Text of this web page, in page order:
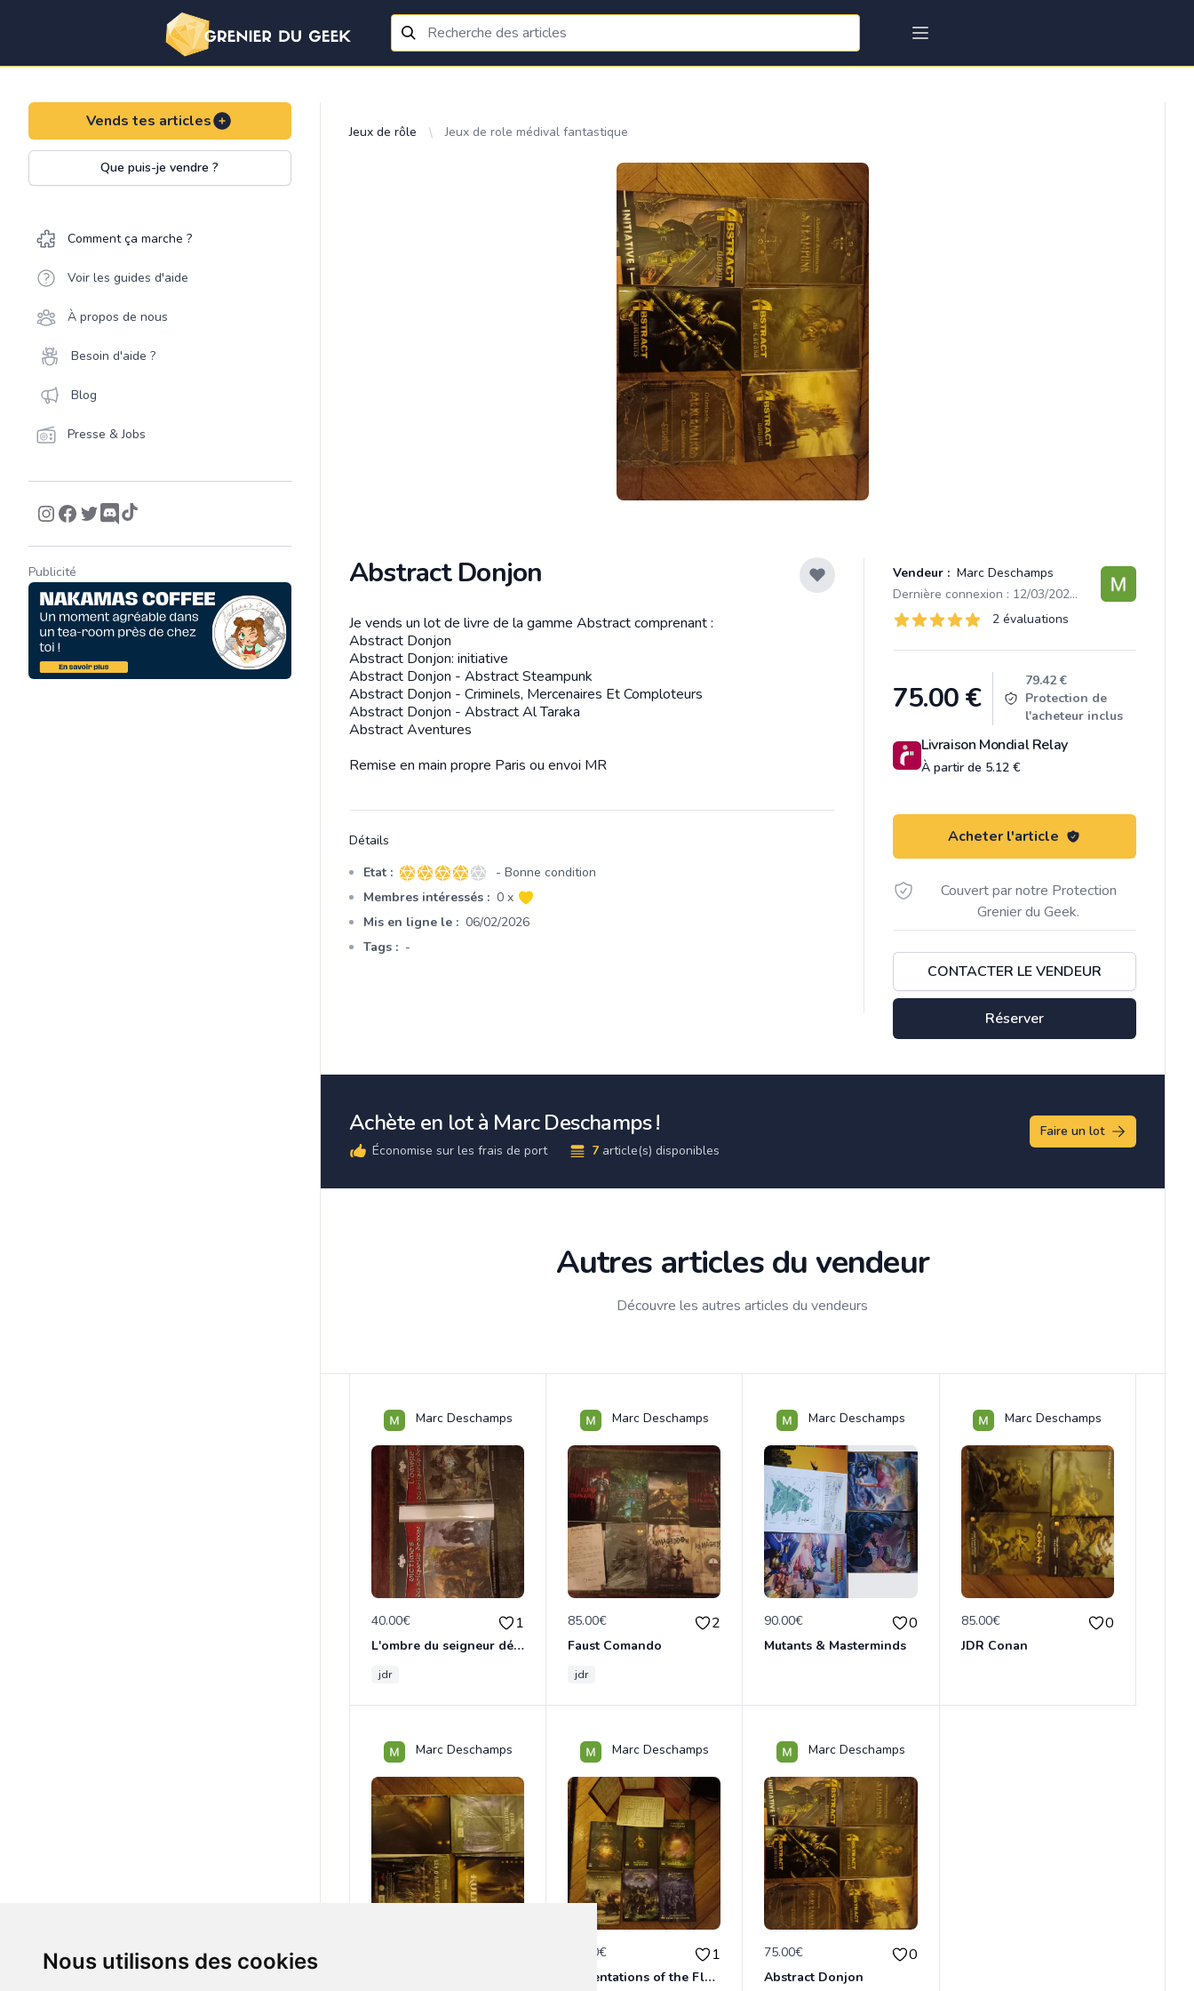
Nous utilisons des cookies
Vends tes articles
Que puis-je vendre ?
Comment ça marche ?
Voir les guides d'aide
À propos de nous
Besoin d'aide ?
Blog
Presse & Jobs
Publicité
Jeux de rôle Jeux de role médival fantastique
Abstract Donjon Vendeur : Marc Deschamps
Dernière connexion : 12/03/2026 20:48
Évaluations
2 sur 5 étoiles 2 évaluations
75.00€
79.42 €
Protection de
l'acheteur inclus
Livraison Mondial Relay
À partir de 5.12 €
Acheter l'article
Couvert par notre Protection
Grenier du Geek.
CONTACTER LE VENDEUR
Réserver
Description
Je vends un lot de livre de la gamme Abstract comprenant :
Abstract Donjon
Abstract Donjon: initiative
Abstract Donjon - Abstract Steampunk
Abstract Donjon - Criminels, Mercenaires Et Comploteurs
Abstract Donjon - Abstract Al Taraka
Abstract Aventures
Remise en main propre Paris ou envoi MR
Détails
Etat : 4 sur 5 étoiles
- Bonne condition
Membres intéressés : 0 x
Mis en ligne le : 06/02/2026
Tags : -
Achète en lot à Marc Deschamps !
Économise sur les frais de port 7 article(s) disponibles
Faire un lot
Autres articles du vendeur
Découvre les autres articles du vendeurs
Marc Deschamps
40.00€ 1
L'ombre du seigneur démon
jdr
Marc Deschamps
85.00€ 2
Faust Comando
jdr
Marc Deschamps
90.00€ 0
Mutants & Masterminds
Marc Deschamps
85.00€ 0
JDR Conan
Marc Deschamps Marc Deschamps
90.00€ 1
Lamentations of the Flame Princess
Marc Deschamps
75.00€ 0
Abstract Donjon